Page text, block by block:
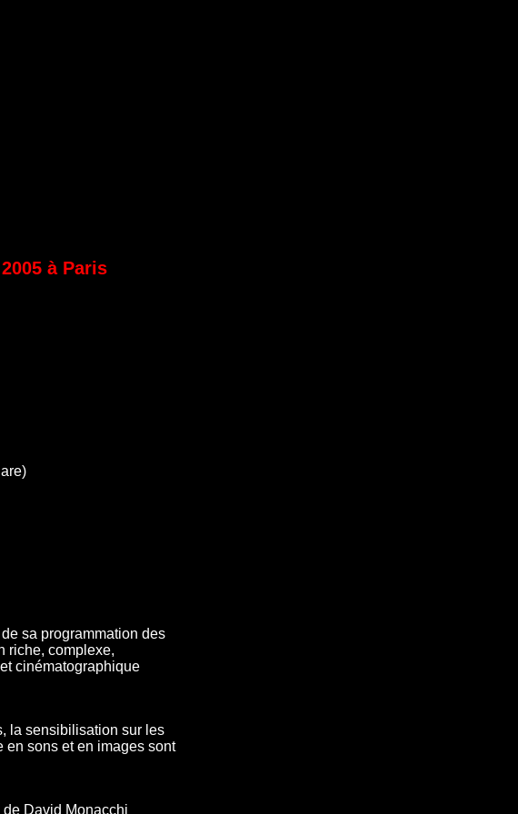
à Paris
sa programmation des
riche, complexe,
cinématographique
la sensibilisation sur les
en sons et en images sont
David Monacchi